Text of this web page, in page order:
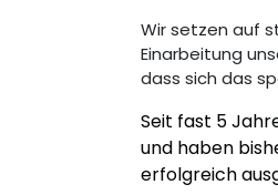
Wir setzen auf
Einarbeitung
dass sich das
Seit fast 5
und haben
erfolgreich